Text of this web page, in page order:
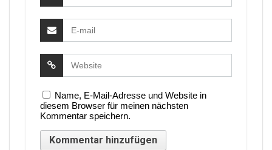
Name, E-Mail-Adresse und Website in
diesem Browser für meinen nächsten
Kommentar speichern.